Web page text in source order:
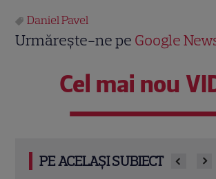
Daniel Pavel
Urmărește-ne pe Google
Cel mai nou
PE ACELAȘI SUBIECT